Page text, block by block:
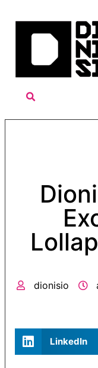
dionisio
LinkedIn